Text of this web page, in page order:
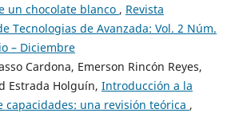
un chocolate blanco , Revista
Tecnologias de Avanzada: Vol. 2 Núm.
– Diciembre
Cardona, Emerson Rincón Reyes,
Estrada Holguín, Introducción a la
capacidades: una revisión teórica ,